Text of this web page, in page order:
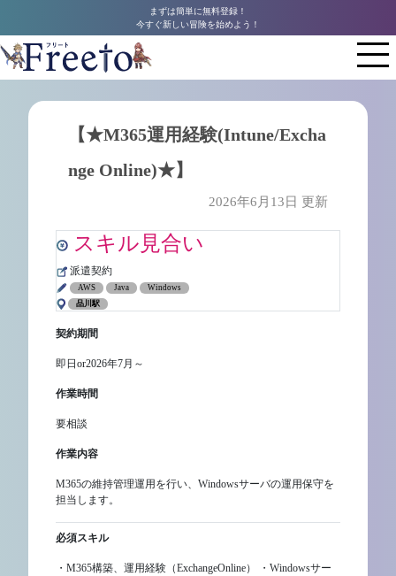
まずは簡単に無料登録！
今すぐ新しい冒険を始めよう！
【★M365運用経験(Intune/Excha
nge Online)★】
2026年6月13日 更新
スキル見合い
派遣契約
AWS Java
Windows
品川駅
契約期間
即日or2026年7月～
作業時間
要相談
作業内容
M365の維持管理運用を行い、Windowsサーバの運用保守を
担当します。
必須スキル
・M365構築、運用経験（ExchangeOnline） ・Windowsサー